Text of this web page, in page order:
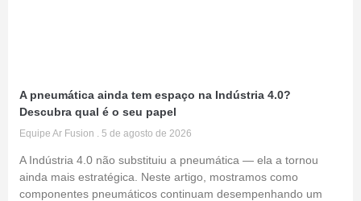
A pneumática ainda tem espaço na Indústria 4.0?
Descubra qual é o seu papel
Equipe Ar Fusion 5 de agosto de 2026
A Indústria 4.0 não substituiu a pneumática — ela a tornou
ainda mais estratégica. Neste artigo, mostramos como
componentes pneumáticos continuam desempenhando um